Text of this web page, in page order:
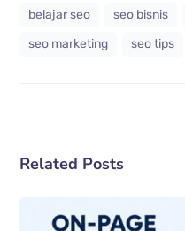
belajar seo seo bisnis
seo marketing
seo tips
Related Posts